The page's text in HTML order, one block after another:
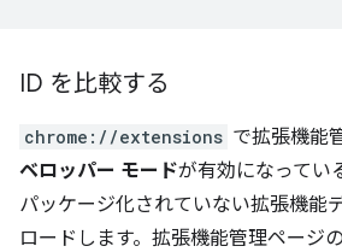
ID を比較する
chrome://extensions で拡張機能
ベロッパー モードが有効になってい
パッケージ化されていない拡張機能
ロードします。拡張機能管理ページ